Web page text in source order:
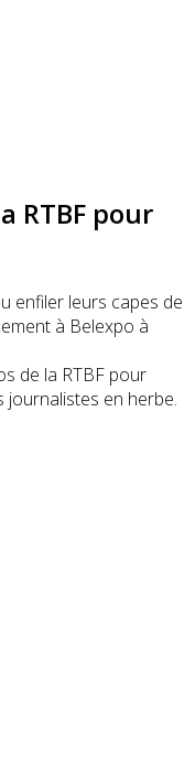
RTBF pour
enfiler leurs capes de
à Belexpo à
de la RTBF pour
journalistes en herbe.